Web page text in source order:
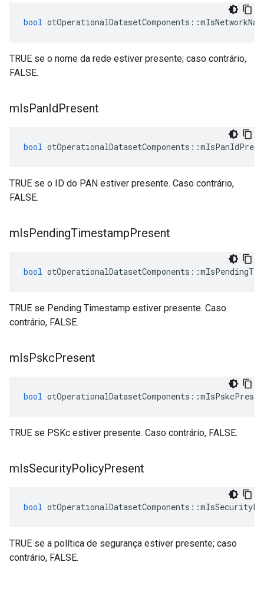
bool otOperationalDatasetComponents ::
TRUE se o nome da rede estiver presente; caso contrário,
FALSE.
mIsPanIdPresent
bool otOperationalDatasetComponents ::
TRUE se o ID do PAN estiver presente. Caso contrário,
FALSE.
mIsPendingTimestampPresent
bool otOperationalDatasetComponents ::
TRUE se Pending Timestamp estiver presente. Caso
contrário, FALSE.
mIsPskcPresent
bool otOperationalDatasetComponents ::
TRUE se PSKc estiver presente. Caso contrário, FALSE.
mIsSecurityPolicyPresent
bool otOperationalDatasetComponents ::
TRUE se a política de segurança estiver presente; caso
contrário, FALSE.